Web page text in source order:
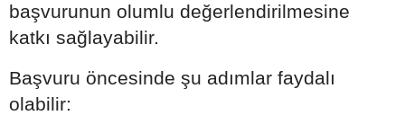
başvurunun olumlu değerlendirilmesine
katkı sağlayabilir.
Başvuru öncesinde şu adımlar faydalı
olabilir: